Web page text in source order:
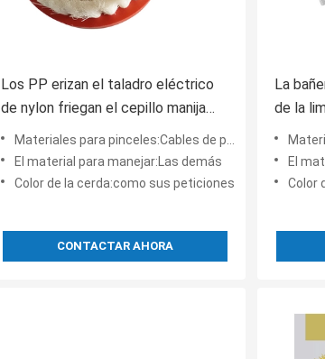
Los PP erizan el taladro eléctrico
de nylon friegan el cepillo manija
plástica de 4 pulgadas
Materiales para pinceles:Cables de polipropileno
El material para manejar:Las demás
Color de la cerda:como sus peticiones
CONTACTAR AHORA
La
de la
cable
de PP
El
Color